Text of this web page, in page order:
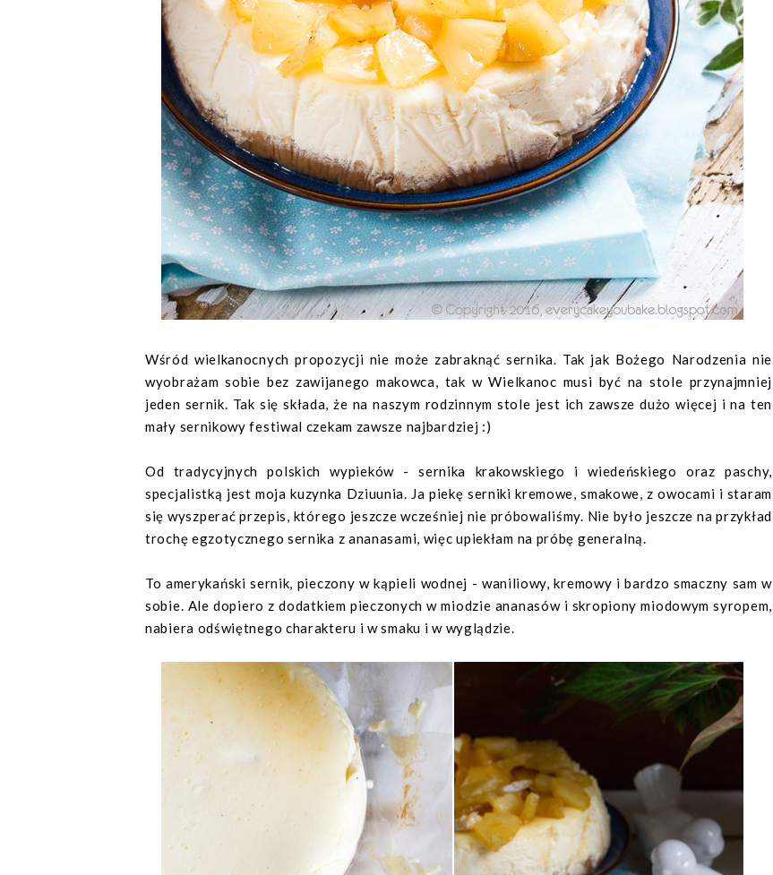
Wśród wielkanocnych propozycji nie może zabraknąć sernika. Tak jak Bożego Narodzenia nie
wyobrażam sobie bez zawijanego makowca, tak w Wielkanoc musi być na stole przynajmniej
jeden sernik. Tak się składa, że na naszym rodzinnym stole jest ich zawsze dużo więcej i na ten
mały sernikowy festiwal czekam zawsze najbardziej :)
Od tradycyjnych polskich wypieków - sernika krakowskiego i wiedeńskiego oraz paschy,
specjalistką jest moja kuzynka Dziuunia. Ja piekę serniki kremowe, smakowe, z owocami i staram
się wyszperać przepis, którego jeszcze wcześniej nie próbowaliśmy. Nie było jeszcze na przykład
trochę egzotycznego sernika z ananasami, więc upiekłam na próbę generalną.
To amerykański sernik, pieczony w kąpieli wodnej - waniliowy, kremowy i bardzo smaczny sam w
sobie. Ale dopiero z dodatkiem pieczonych w miodzie ananasów i skropiony miodowym syropem,
nabiera odświętnego charakteru i w smaku i w wyglądzie.